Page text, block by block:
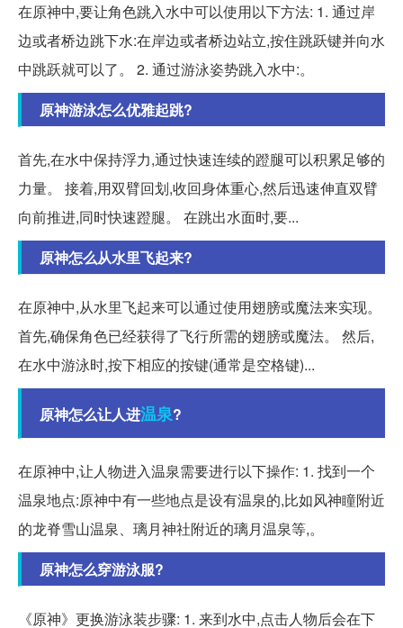
在原神中,要让角色跳入水中可以使用以下方法: 1. 通过岸
边或者桥边跳下水:在岸边或者桥边站立,按住跳跃键并向水
中跳跃就可以了。 2. 通过游泳姿势跳入水中:。
原神游泳怎么优雅起跳?
首先,在水中保持浮力,通过快速连续的蹬腿可以积累足够的
力量。 接着,用双臂回划,收回身体重心,然后迅速伸直双臂
向前推进,同时快速蹬腿。 在跳出水面时,要...
原神怎么从水里飞起来?
在原神中,从水里飞起来可以通过使用翅膀或魔法来实现。
首先,确保角色已经获得了飞行所需的翅膀或魔法。 然后,
在水中游泳时,按下相应的按键(通常是空格键)...
原神怎么让人进温泉?
在原神中,让人物进入温泉需要进行以下操作: 1. 找到一个
温泉地点:原神中有一些地点是设有温泉的,比如风神瞳附近
的龙脊雪山温泉、璃月神社附近的璃月温泉等,。
原神怎么穿游泳服?
《原神》更换游泳装步骤: 1. 来到水中,点击人物后会在下